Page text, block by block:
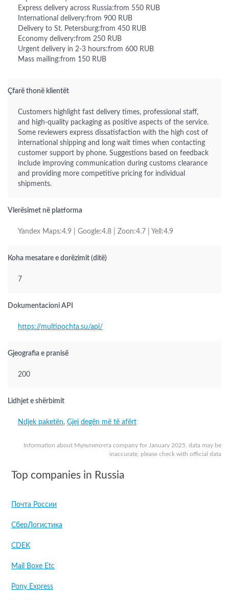
Information about Мультипочта company for January 2025, data may be
inaccurate, please check with official data
Express delivery across Russia:from 550 RUB
International delivery:from 900 RUB
Delivery to St. Petersburg:from 450 RUB
Economy delivery:from 250 RUB
Urgent delivery in 2-3 hours:from 600 RUB
Mass mailing:from 150 RUB
Çfarë thonë klientët
Customers highlight fast delivery times, professional staff,
and high-quality packaging as positive aspects of the service.
Some reviewers express dissatisfaction with the high cost of
international shipping and long wait times when contacting
customer support by phone. Suggestions based on feedback
include improving communication during customs clearance
and providing more competitive pricing for individual
shipments.
Vlerësimet në platforma
Yandex Maps:4.9 | Google:4.8 | Zoon:4.7 | Yell:4.9
Koha mesatare e dorëzimit (ditë)
7
Dokumentacioni API
https://multipochta.su/api/
Gjeografia e pranisë
200
Lidhjet e shërbimit
Ndjek paketën, Gjej degën më të afërt
Top companies in Russia
Почта России
СберЛогистика
CDEK
Mail Boxe Etc
Pony Express